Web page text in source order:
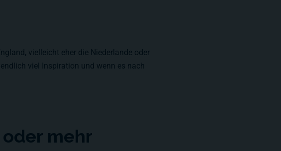
vielleicht eher die Niederlande oder
viel Inspiration und wenn es nach
mehr